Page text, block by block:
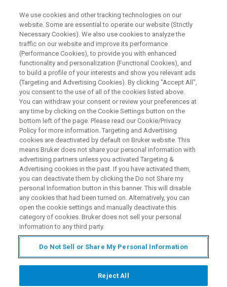
WEBINAR
ラボの電子化：試験依頼の電子
化、効率化
今すぐ登録する
内容
近年コンピュータの進化により、ビッグデータ解析、AI
などの技術の実用化が進んでおります。これに伴い材料
開発の世界でもマテリアルズ・インフォマティクスの技
We use cookies and other tracking technologies on our
website. Some are essential to operate our website (Strictly
Necessary Cookies). We also use cookies to analyze the
traffic on our website and improve its performance
(Performance Cookies), to provide you with enhanced
functionality and personalization (Functional Cookies), and
to build a profile of your interests and show you relevant ads
(Targeting and Advertising Cookies). By clicking "Accept All",
you consent to the use of all of the cookies listed above.
You can withdraw your consent or review your preferences at
any time by clicking on the Cookie Settings button on the
bottom left of the page. Please read our Cookie/Privacy
Policy for more information. Targeting and Advertising
cookies are deactivated by default on Bruker website. This
means Bruker does not share your personal information with
advertising partners unless you activated Targeting &
Advertising cookies in the past. If you have activated them,
you can deactivate them by clicking the Do not Share my
personal Information button in this banner. This will disable
any cookies that had been turned on. Alternatively, you can
open the cookie settings and manually deactivate this
category of cookies. Bruker does not sell your personal
information to any third party.
Do Not Sell or Share My Personal Information
Reject All